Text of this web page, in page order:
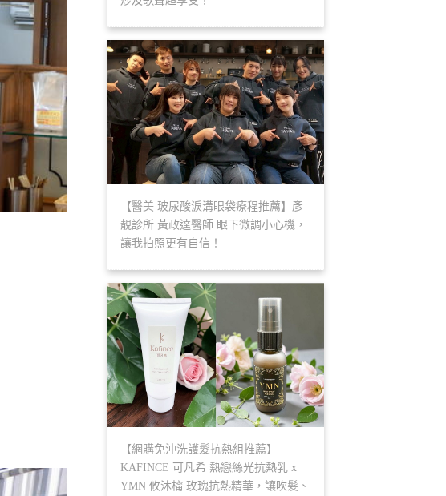
【醫美 玻尿酸淚溝眼袋療程推薦】彥
靚診所 黃政達醫師 眼下微調小心機，
讓我拍照更有自信！
【網購免沖洗護髮抗熱組推薦】
KAFINCE 可凡希 熱戀絲光抗熱乳 x
YMN 攸沐橣 玫瑰抗熱精華，讓吹髮、